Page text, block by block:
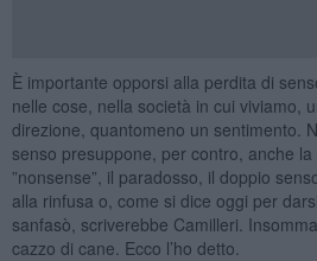
È importante opporsi alla perdita di
nelle cose, nella società in cui viviamo,
direzione, quantomeno un sentimento.
senso presuppone, per contro, anche
”nonsense”, il paradosso, il doppio
alla rinfusa o, come si dice oggi per
sanfasò, scriverebbe Camilleri.
cazzo di cane. Ecco l’ho detto.